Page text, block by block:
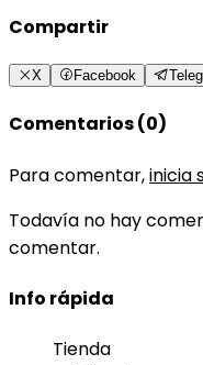
Compartir
X Facebook
Comentarios (0)
Para comentar,inicia
Todavía no hay
comentar.
Info rápida
Tienda